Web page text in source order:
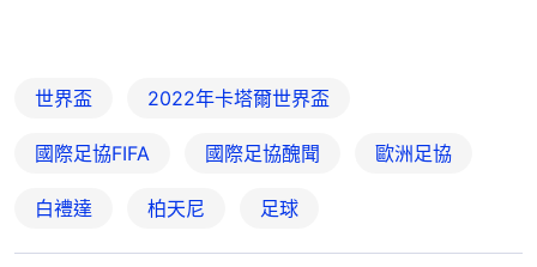
世界盃 2022年卡塔爾世界盃
國際足協FIFA 國際足協醜聞 歐洲足協
白禮達 柏天尼 足球